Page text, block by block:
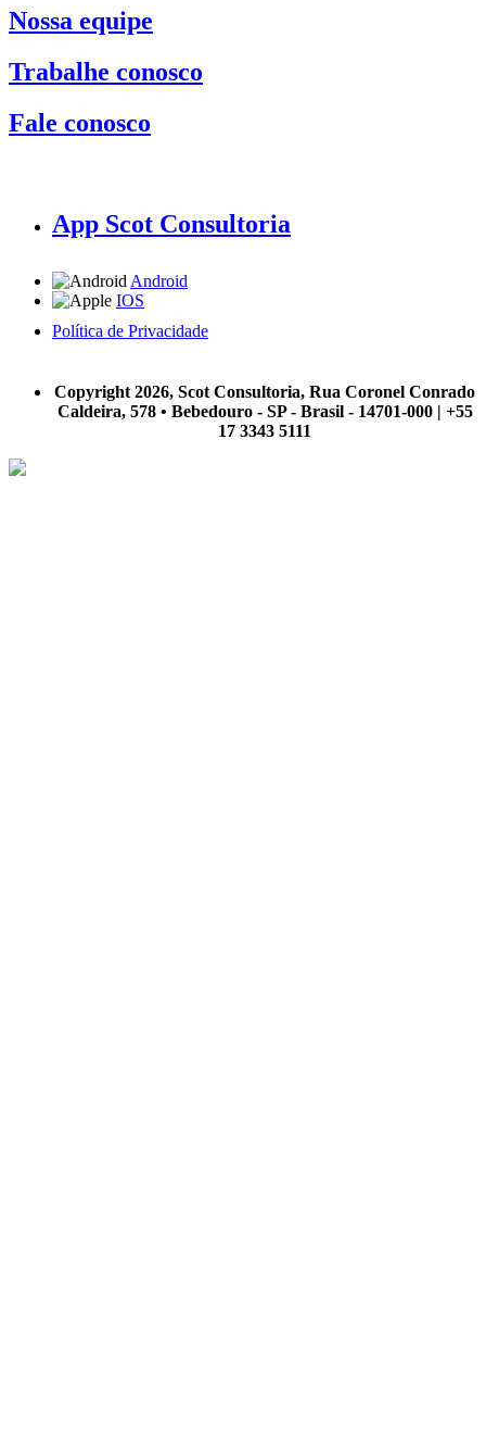
Nossa equipe
Trabalhe conosco
Fale conosco
App Scot Consultoria
Android
IOS
Política de Privacidade
Copyright 2026, Scot Consultoria, Rua Coronel Conrado
Caldeira, 578 • Bebedouro - SP - Brasil - 14701-000 | +55
17 3343 5111